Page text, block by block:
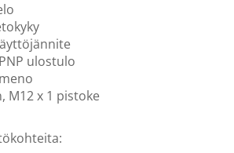
ulostulo
M12 x 1 pistoke